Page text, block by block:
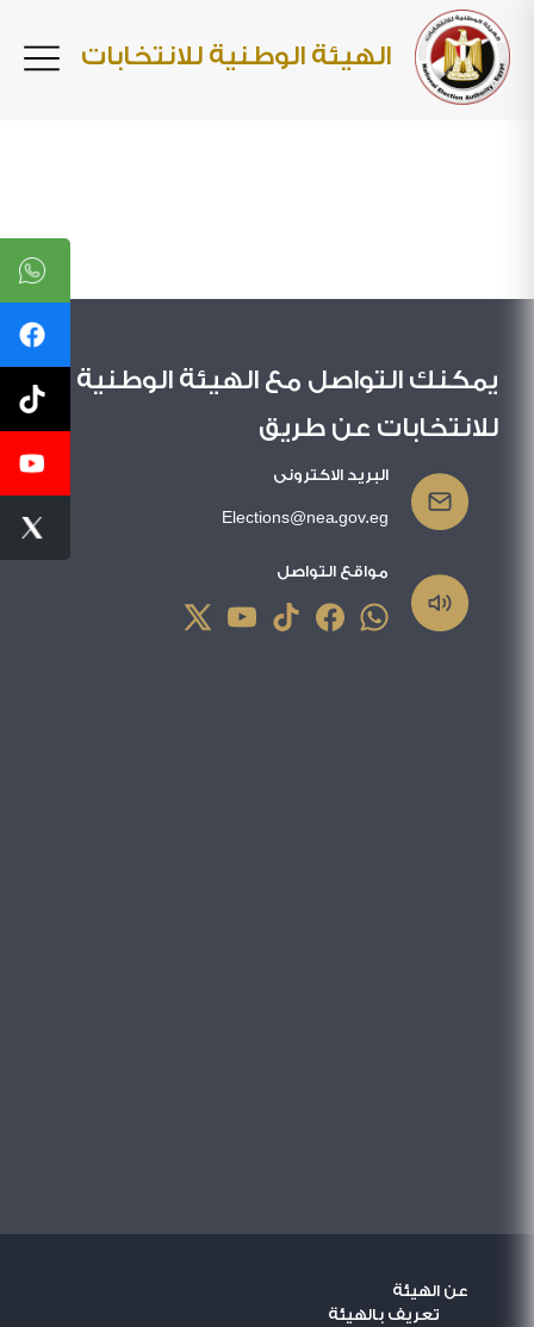
الهيئة الوطنية للانتخابات
يمكنك التواصل مع الهيئة الوطنية
للانتخابات عن طريق
البريد الاكترونى
Elections@nea.gov.eg
مواقع التواصل
عن الهيئة
تعريف بالهيئة